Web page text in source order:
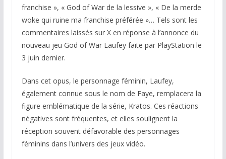
franchise », « God of Warde la lessive », « De la merde
woke qui ruine ma franchise préférée »… Tels sont les
commentaires laissés sur X en réponse à l’annonce du
nouveau jeu God of War Laufeyfaite par PlayStation le
3 juin dernier.
Dans cet opus, le personnage féminin, Laufey,
également connue sous le nom de Faye, remplacera la
figure emblématique de la série, Kratos. Ces réactions
négatives sont fréquentes, et elles soulignent la
réception souvent défavorable des personnages
féminins dans l’univers des jeux vidéo.